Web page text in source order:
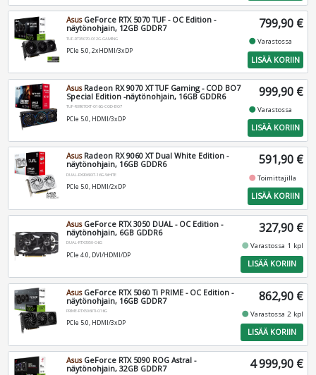
AsusGeForce RTX 5070 TUF - OC Edition -
näytönohjain, 12GB GDDR7
TUF-RTX5070-O12G-GAMING
PCIe 5.0, 2xHDMI/3xDP
799,90 €
fiber_manual_recordVarastossa
LISÄÄ KORIIN
AsusRadeon RX 9070 XT TUF Gaming - COD BO7
Special Edition -näytönohjain, 16GB GDDR6
TUF-RX9070XT-O16G-COD-BO7
PCIe 5.0, HDMI/3xDP
999,90 €
fiber_manual_recordVarastossa
LISÄÄ KORIIN
AsusRadeon RX 9060 XT Dual White Edition -
näytönohjain, 16GB GDDR6
DUAL-RX9060XT-16G-WHITE
PCIe 5.0, HDMI/2xDP
591,90 €
fiber_manual_recordToimittajilla
LISÄÄ KORIIN
AsusGeForce RTX 3050 DUAL - OC Edition -
näytönohjain, 6GB GDDR6
DUAL-RTX3050-O6G
PCIe 4.0, DVI/HDMI/DP
327,90 €
fiber_manual_recordVarastossa 1 kpl
LISÄÄ KORIIN
AsusGeForce RTX 5060 Ti PRIME - OC Edition -
näytönohjain, 16GB GDDR7
PRIME-RTX5060TI-O16G
PCIe 5.0, HDMI/3xDP
862,90 €
fiber_manual_recordVarastossa 2 kpl
LISÄÄ KORIIN
AsusGeForce RTX 5090 ROG Astral -
näytönohjain, 32GB GDDR7
4 999,90 €